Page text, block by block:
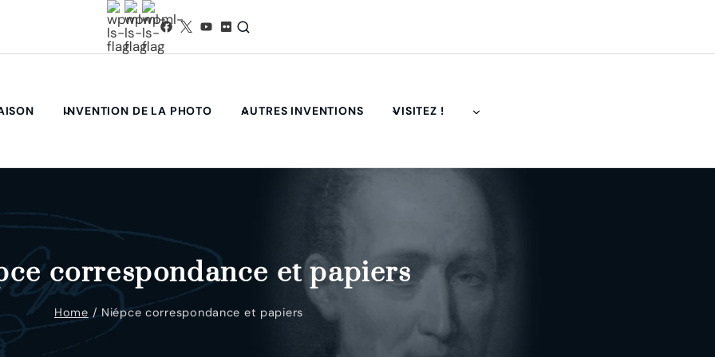
INVENTION DE LA PHOTO AUTRES INVENTIONS VISITEZ !
correspondance et papiers
Home / Niépce correspondance et papiers